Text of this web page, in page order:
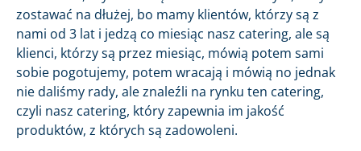
zostawać na dłużej, bo mamy klientów, którzy są z
nami od 3 lat i jedzą co miesiąc nasz catering, ale są
klienci, którzy są przez miesiąc, mówią potem sami
sobie pogotujemy, potem wracają i mówią no jednak
nie daliśmy rady, ale znaleźli na rynku ten catering,
czyli nasz catering, który zapewnia im jakość
produktów, z których są zadowoleni.